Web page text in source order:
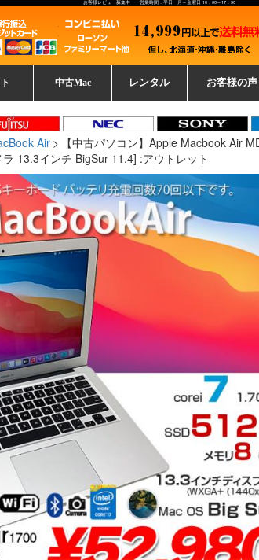
お客様レビュー募集中 営業時間：平日 月～金曜日 10：00～17：30
中古Mac レンタル お客様の声
Air
【中古パソコン】Apple Macbook Air
13.3インチ BigSur 11.4] :アウトレット